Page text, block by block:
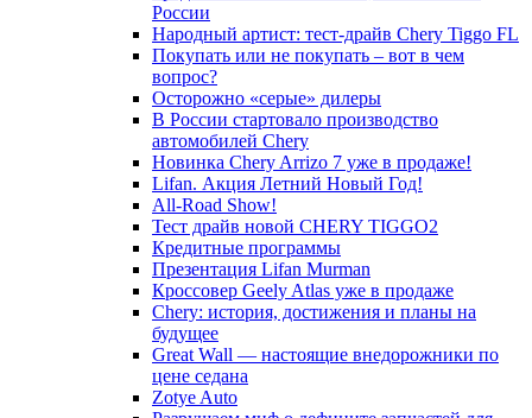
России
Народный артист: тест-драйв Chery Tiggo FL
Покупать или не покупать – вот в чем
вопрос?
Осторожно «серые» дилеры
В России стартовало производство
автомобилей Chery
Новинка Chery Arrizo 7 уже в продаже!
Lifan. Акция Летний Новый Год!
All-Road Show!
Тест драйв новой CHERY TIGGO2
Кредитные программы
Презентация Lifan Murman
Кроссовер Geely Atlas уже в продаже
Chery: история, достижения и планы на
будущее
Great Wall — настоящие внедорожники по
цене седана
Zotye Auto